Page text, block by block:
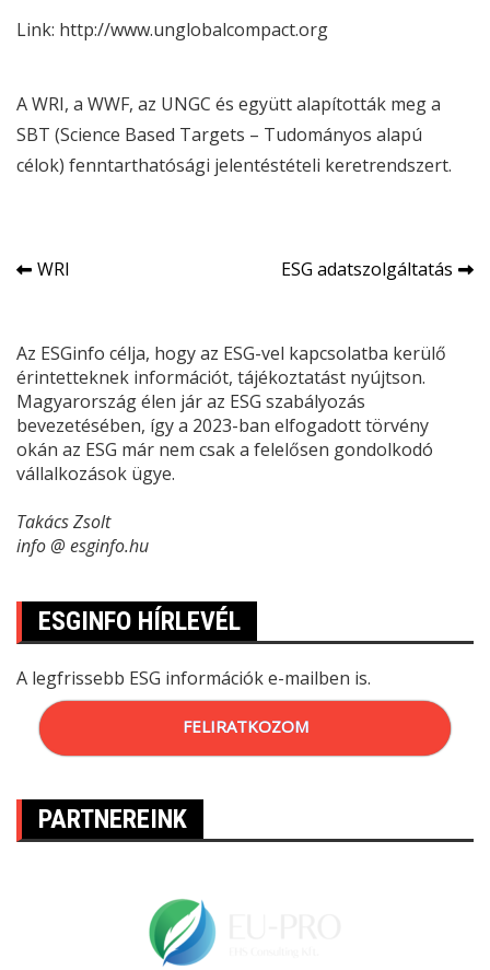
Link: http://www.unglobalcompact.org
AWRI, a WWF, az UNGC és együtt alapították meg a
SBT (Science Based Targets – Tudományos alapú
célok) fenntarthatósági jelentéstételi keretrendszert.
Bejegyzés
WRI ESG adatszolgáltatás
Az ESGinfo célja, hogy az ESG-vel kapcsolatba kerülő
érintetteknek információt, tájékoztatást nyújtson.
Magyarország élen jár az ESG szabályozás
bevezetésében, így a 2023-ban elfogadott törvény
okán az ESG már nem csak a felelősen gondolkodó
vállalkozások ügye.
Takács Zsolt
info @ esginfo.hu
ESGINFO HÍRLEVÉL
A legfrissebb ESG információk e-mailben is.
FELIRATKOZOM
PARTNEREINK